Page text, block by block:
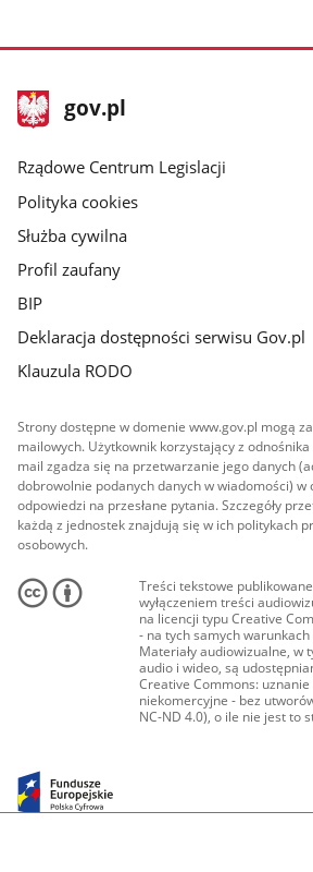
stopka
gov.plStrona
gov.pl
Rządowe Centrum Legislacji
Polityka cookies
Służba cywilna
Profil zaufany
BIP
Deklaracja dostępności serwisu Gov.pl
Klauzula RODO
Strony dostępne w domenie www.gov.pl mogą
mailowych. Użytkownik korzystający z
mail zgadza się na przetwarzanie jego danych
dobrowolnie podanych danych w wiadomości) w
odpowiedzi na przesłane pytania. Szczegóły
każdą z jednostek znajdują się w ich politykach
osobowych.
Treści tekstowe
wyłączeniem treści
na licencji typu Creative
- na tych samych warunkach
Materiały audiowizualne, w
audio i wideo, są
Creative Commons:
niekomercyjne - bez
NC-ND 4.0), o ile nie jest to